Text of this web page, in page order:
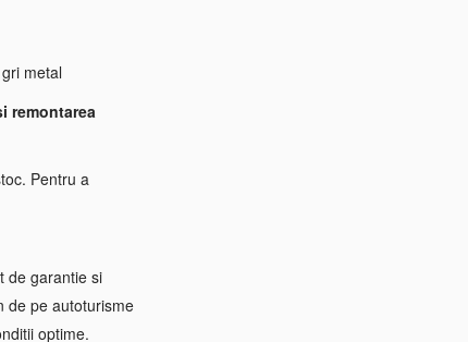
metal
remontarea
Pentru a
de garantie si
de pe autoturisme
optime.